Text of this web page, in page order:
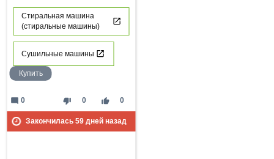
Стиральная машина
(стиральные машины)
Сушильные машины
Купить
thumb_down 0 thumb_up 0
mode_comment 0
Закончилась 59дней назад